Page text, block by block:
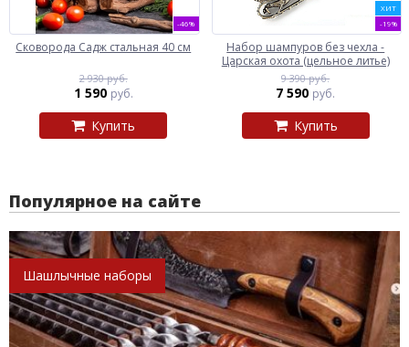
-46%
Сковорода Садж стальная 40 см
2 930 руб.
1 590 руб.
Купить
ХИТ
-19%
Набор шампуров без чехла -
Царская охота (цельное литье)
9 390 руб.
7 590 руб.
Купить
Популярное на сайте
Шашлычные наборы